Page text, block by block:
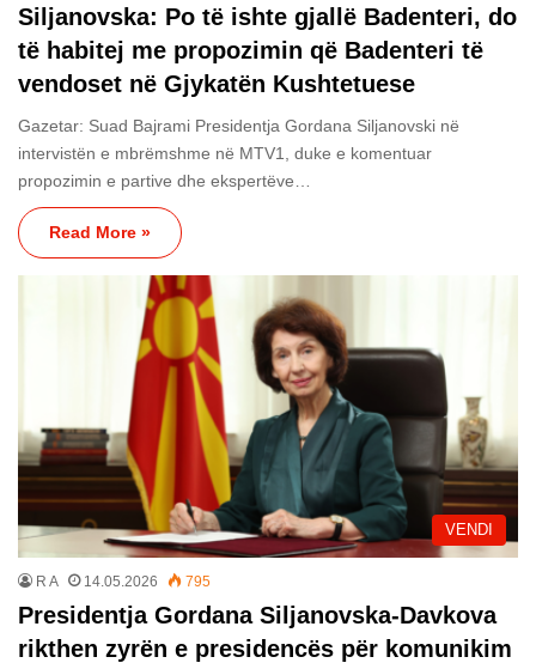
Siljanovska: Po të ishte gjallë Badenteri, do
të habitej me propozimin që Badenteri të
vendoset në Gjykatën Kushtetuese
Gazetar: Suad Bajrami Presidentja Gordana Siljanovski në
intervistën e mbrëmshme në MTV1, duke e komentuar
propozimin e partive dhe ekspertëve…
Read More »
VENDI
R A 14.05.2026 795
Presidentja Gordana Siljanovska-Davkova
rikthen zyrën e presidencës për komunikim